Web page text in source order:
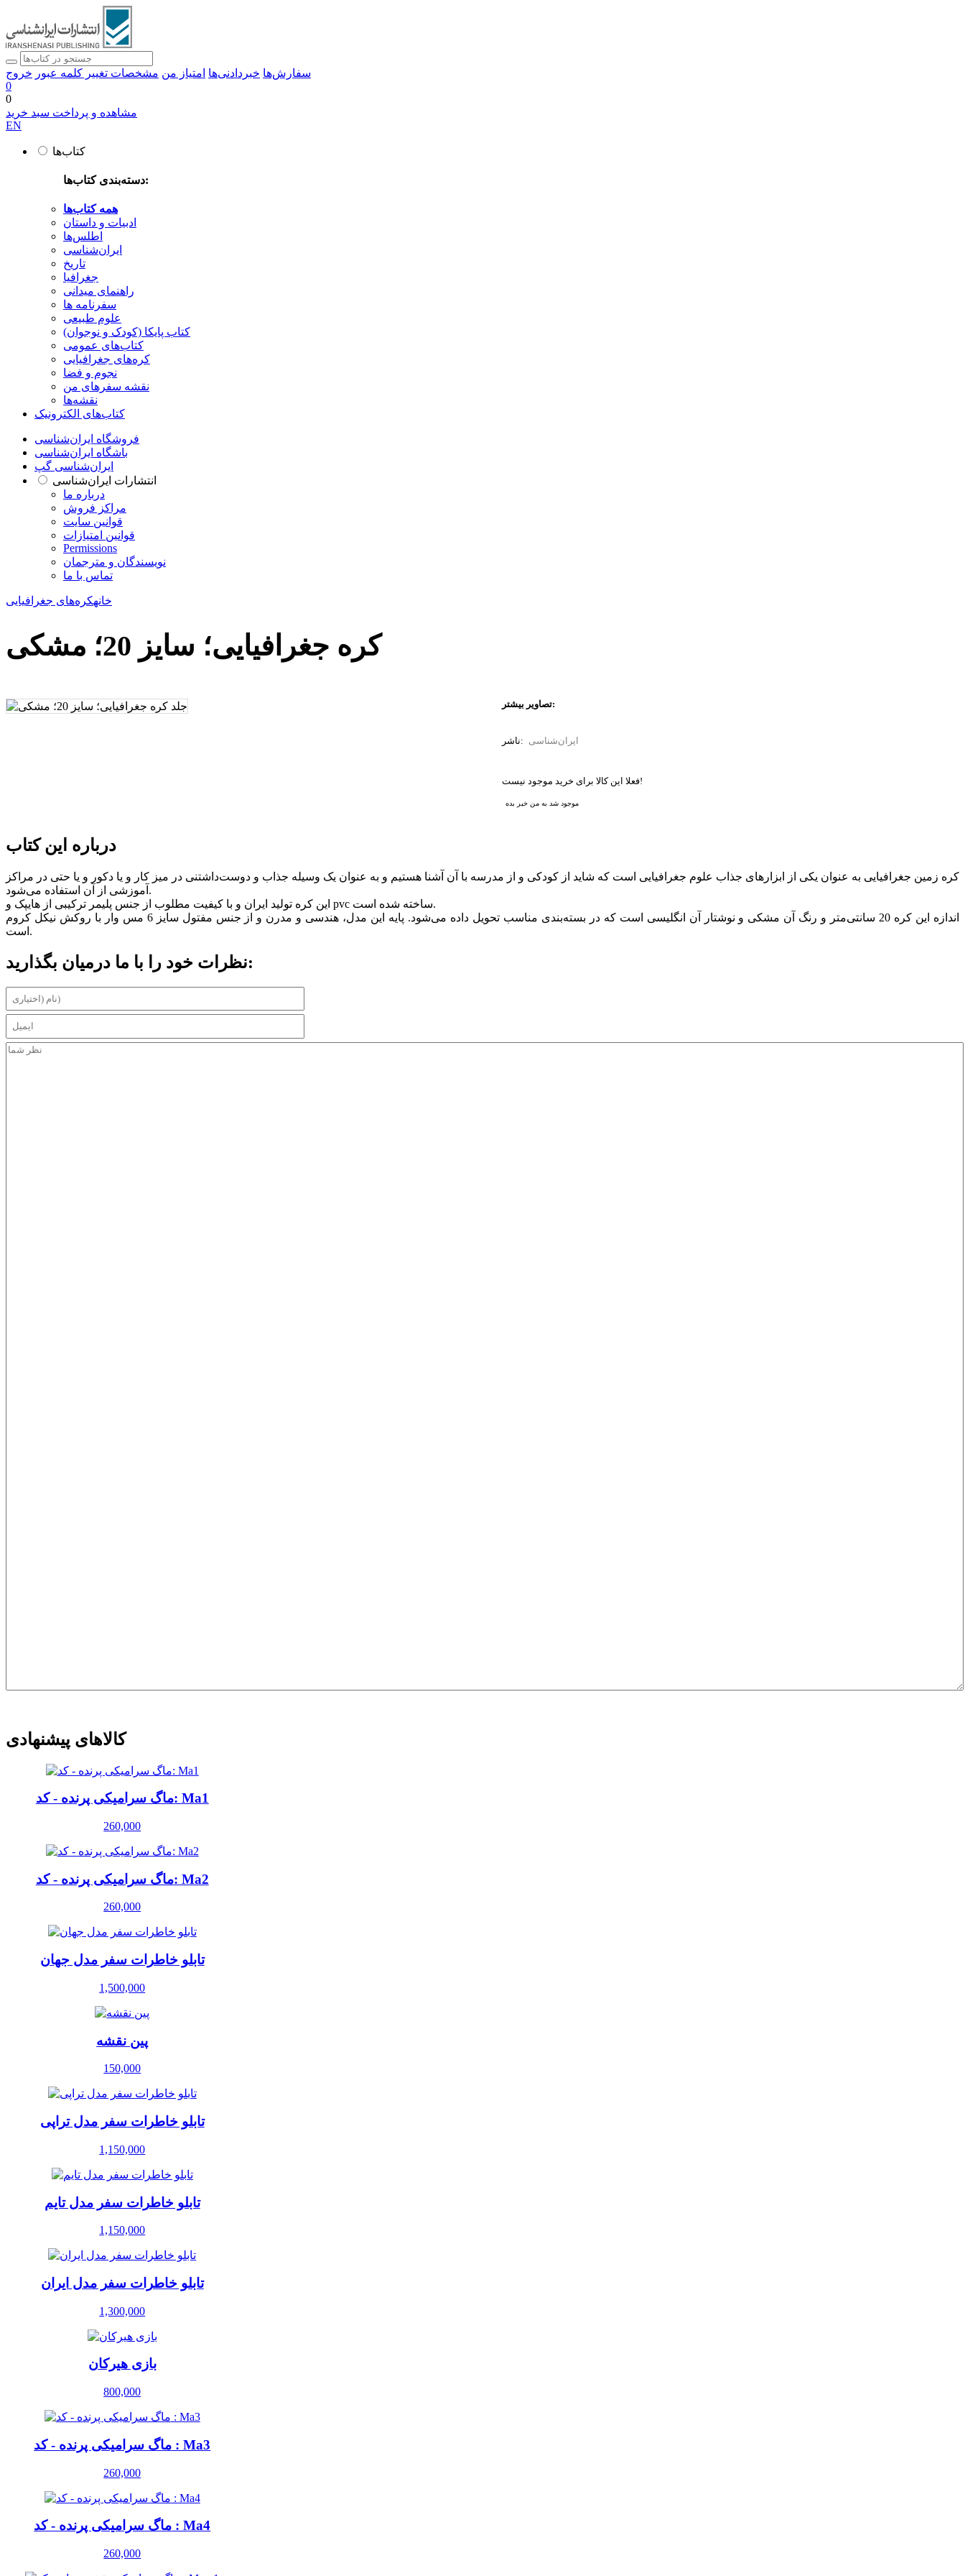
سفارش‌ها خبردادنی‌ها امتیاز من مشخصات تغییر کلمه عبور خروج
0
0
مشاهده و پرداخت سبد خرید
EN
کتاب‌ها
دسته‌بندی کتاب‌ها:
همه کتاب‌ها
ادبیات و داستان
اطلس‌ها
ایران‌شناسی
تاریخ
جغرافیا
راهنمای میدانی
سفرنامه‌ ها
علوم طبیعی
کتاب‌ پایکا (کودک و نوجوان)
کتاب‌های عمومی
کره‌های جغرافیایی
نجوم و فضا
نقشه سفرهای من
نقشه‌ها
کتاب‌های الکترونیک
فروشگاه ایران‌شناسی
باشگاه ایران‌شناسی
ایران‌شناسی گپ
انتشارات ایران‌شناسی
درباره ما
مراکز فروش
قوانین سایت
قوانین امتیازات
Permissions
نویسندگان و مترجمان
تماس با ما
خانهکره‌های جغرافیایی
کره جغرافیایی؛ سایز 20؛ مشکی
ناشر:
ایران‌شناسی
فعلا این کالا برای خرید موجود نیست!
موجود شد به من خبر بده
درباره این کتاب
کره زمین جغرافیایی به عنوان یکی از ابزارهای جذاب علوم جغرافیایی است که شاید از کودکی و از مدرسه با آن آشنا هستیم و به عنوان یک وسیله جذاب و دوست‌داشتنی در میز کار و یا دکور و یا حتی در مراکز
آموزشی از آن استفاده می‌شود.
این کره تولید ایران و با کیفیت مطلوب از جنس پلیمر ترکیبی از هایپک و pvc ساخته شده است.
اندازه این کره 20 سانتی‌متر و رنگ آن مشکی و نوشتار آن انگلیسی است که در بسته‌بندی مناسب تحویل داده می‌شود. پایه این مدل، هندسی و مدرن و از جنس مفتول سایز 6 مس وار با روکش نیکل کروم
است.
نظرات خود را با ما درمیان بگذارید:
کالاهای پیشنهادی
ماگ سرامیکی پرنده - کد: Ma1
260,000
ماگ سرامیکی پرنده - کد: Ma2
260,000
تابلو خاطرات سفر مدل جهان
1,500,000
پین نقشه
150,000
تابلو خاطرات سفر مدل تراپی
1,150,000
تابلو خاطرات سفر مدل تایم
1,150,000
تابلو خاطرات سفر مدل ایران
1,300,000
بازی هیرکان
800,000
ماگ سرامیکی پرنده - کد : Ma3
260,000
ماگ سرامیکی پرنده - کد : Ma4
260,000